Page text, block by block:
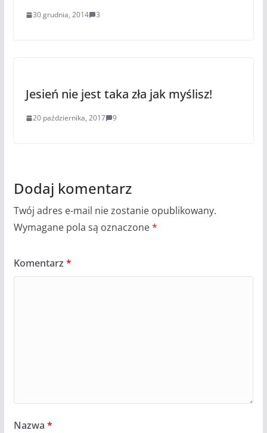
30 grudnia, 2014 3
Jesień nie jest taka zła jak myślisz!
20 października, 2017 9
Dodaj komentarz
Twój adres e-mail nie zostanie opublikowany.
Wymagane pola są oznaczone*
Komentarz *
Nazwa *